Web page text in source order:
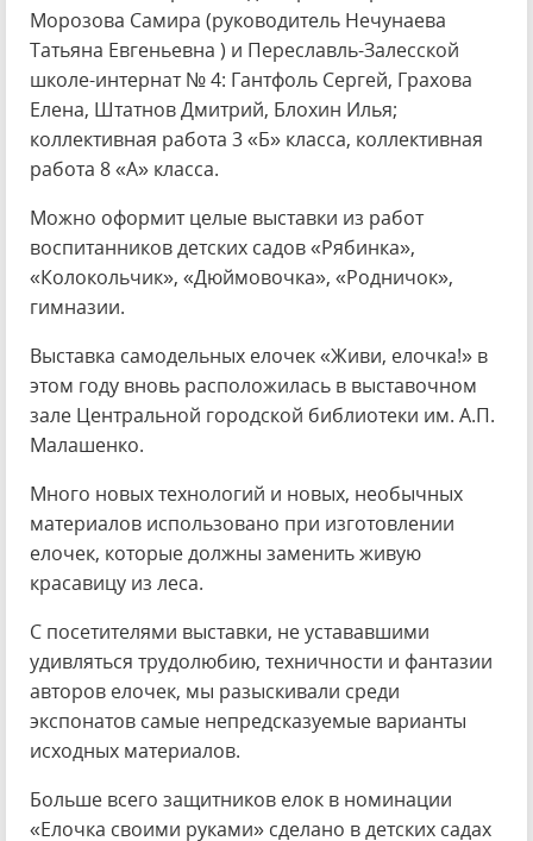
Морозова Самира (руководитель Нечунаева
Татьяна Евгеньевна ) и Переславль-Залесской
школе-интернат № 4: Гантфоль Сергей, Грахова
Елена, Штатнов Дмитрий, Блохин Илья;
коллективная работа 3 «Б» класса, коллективная
работа 8 «А» класса.
Можно оформит целые выставки из работ
воспитанников детских садов «Рябинка»,
«Колокольчик», «Дюймовочка», «Родничок»,
гимназии.
Выставка самодельных елочек «Живи, елочка!» в
этом году вновь расположилась в выставочном
зале Центральной городской библиотеки им. А.П.
Малашенко.
Много новых технологий и новых, необычных
материалов использовано при изготовлении
елочек, которые должны заменить живую
красавицу из леса.
С посетителями выставки, не устававшими
удивляться трудолюбию, техничности и фантазии
авторов елочек, мы разыскивали среди
экспонатов самые непредсказуемые варианты
исходных материалов.
Больше всего защитников елок в номинации
«Елочка своими руками» сделано в детских садах